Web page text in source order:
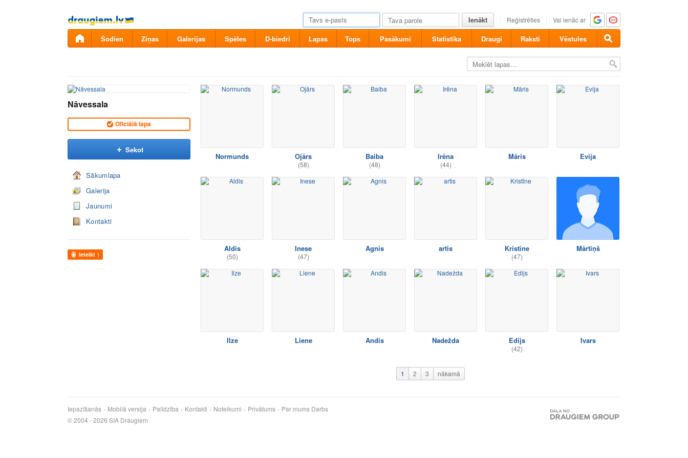
Pāriet
uz
saturu
Ienākt Reģistrēties Vai ienāc ar
Šodien Ziņas Galerijas Spēles D-biedri Lapas Tops Pasākumi Statistika Draugi Raksti Vēstules
Nāvessala
Oficiālā lapa
Sekot
Sākumlapa
Galerija
Jaunumi
Kontakti
Ieteikt 1
Normunds Ojārs
(58)
Baiba
(48)
Irēna
(44)
Māris Evija
Aldis
(50)
Inese
(47)
Agnis artis Kristīne
(47)
Mārtiņš
Ilze Liene Andis Nadežda Edijs
(42)
Ivars
1 2 3 nākamā
Iepazīšanās Mobilā versija Palīdzība Kontakti Noteikumi Privātums Par mums Darbs
© 2004 - 2026 SIA Draugiem